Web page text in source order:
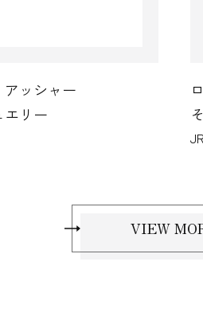
アッシャー
エリー
VIEW